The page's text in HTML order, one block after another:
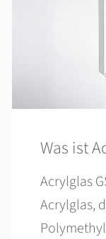
Was ist
Acrylglas
Acrylglas,